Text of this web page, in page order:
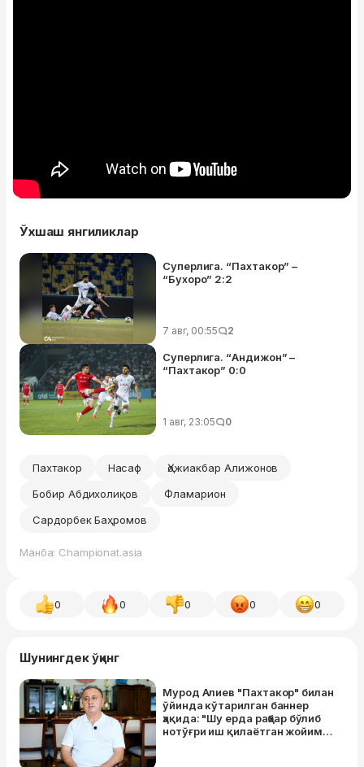
Ўхшаш янгиликлар
Суперлига. “Пахтакор” –
“Бухоро” 2:2
7 авг, 00:55 2
Суперлига. “Андижон” –
“Пахтакор” 0:0
1 авг, 23:05 0
Пахтакор Насаф
Ҳожиакбар Алижонов
Бобир Абдихолиқов
Фламарион
Сардорбек Баҳромов
Манба: Championat.asia
0 0 0 0 0
Шунингдек ўқинг
Мурод Алиев "Пахтакор" билан
ўйинда кўтарилган баннер
ҳақида: "Шу ерда раҳбар бўлиб
нотўғри иш қилаётган жойимиз